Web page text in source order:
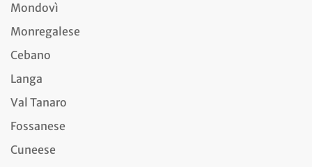
Mondovì
Monregalese
Cebano
Langa
Val Tanaro
Fossanese
Cuneese